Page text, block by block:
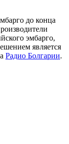
до конца
эмбарго,
является
Радио Болгарии.